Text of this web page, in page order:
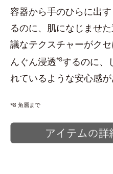
容器から手のひらに出
るのに、肌になじませ
議なテクスチャーがク
んぐん浸透*8するのに、
れているような安心感が
*8 角層まで